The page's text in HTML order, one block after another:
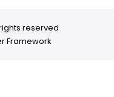
reserved
Framework